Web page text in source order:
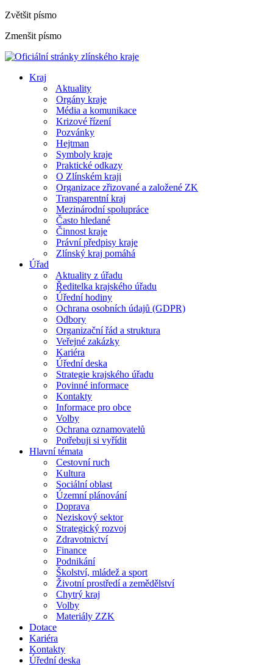
Zvětšit písmo
Zmenšit písmo
Kraj
Aktuality
Orgány kraje
Média a komunikace
Krizové řízení
Pozvánky
Hejtman
Symboly kraje
Praktické odkazy
O Zlínském kraji
Organizace zřizované a založené ZK
Transparentní kraj
Mezinárodní spolupráce
Často hledané
Činnost kraje
Právní předpisy kraje
Zlínský kraj pomáhá
Úřad
Aktuality z úřadu
Ředitelka krajského úřadu
Úřední hodiny
Ochrana osobních údajů (GDPR)
Odbory
Organizační řád a struktura
Veřejné zakázky
Kariéra
Úřední deska
Strategie krajského úřadu
Povinné informace
Kontakty
Informace pro obce
Volby
Ochrana oznamovatelů
Potřebuji si vyřídit
Hlavní témata
Cestovní ruch
Kultura
Sociální oblast
Územní plánování
Doprava
Neziskový sektor
Strategický rozvoj
Zdravotnictví
Finance
Podnikání
Školství, mládež a sport
Životní prostředí a zemědělství
Chytrý kraj
Volby
Materiály ZZK
Dotace
Kariéra
Kontakty
Úřední deska